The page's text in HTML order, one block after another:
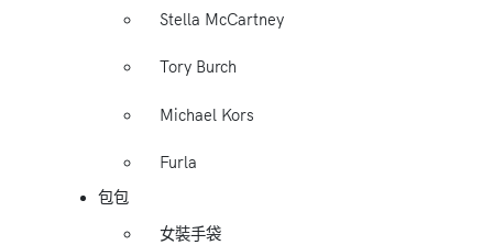
Stella McCartney
Tory Burch
Michael Kors
Furla
包包
女裝手袋